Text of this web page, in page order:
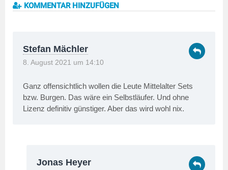
KOMMENTAR HINZUFÜGEN
Stefan Mächler
8. August 2021 um 14:10
Ganz offensichtlich wollen die Leute Mittelalter Sets
bzw. Burgen. Das wäre ein Selbstläufer. Und ohne
Lizenz definitiv günstiger. Aber das wird wohl nix.
Jonas Heyer